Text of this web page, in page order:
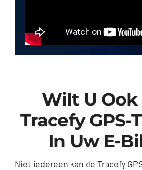
Wilt U Ook
Tracefy GPS-
In Uw E-
Niet iedereen kan de Tracefy